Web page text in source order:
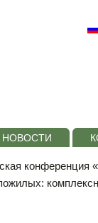
НОВОСТИ
конференция